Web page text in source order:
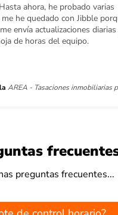
ahora, he probado varias
he quedado con Jibble
envía actualizaciones
de horas del equipo.
AREA - Tasaciones inmobiliarias
preguntas frecuentes...